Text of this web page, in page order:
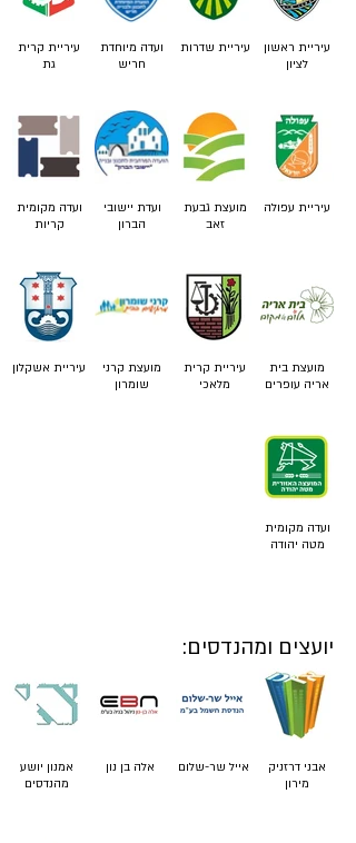
עיריית ראשון
לציון
עיריית שדרות
ועדה מיוחדת
חריש
עיריית קרית
גת
עיריית עפולה
מועצת גבעת
זאב
ועדת יישובי
הברון
ועדה מקומית
קריות
מועצת בית
אריה עופרים
עיריית קרית
מלאכי
מועצת קרני
שומרון
עיריית אשקלון
ועדה מקומית
מטה יהודה
יועצים ומהנדסים:
אבני דרזניק
מירון
אייל שר-שלום אלה בן נון
אמנון יושע
מהנדסים